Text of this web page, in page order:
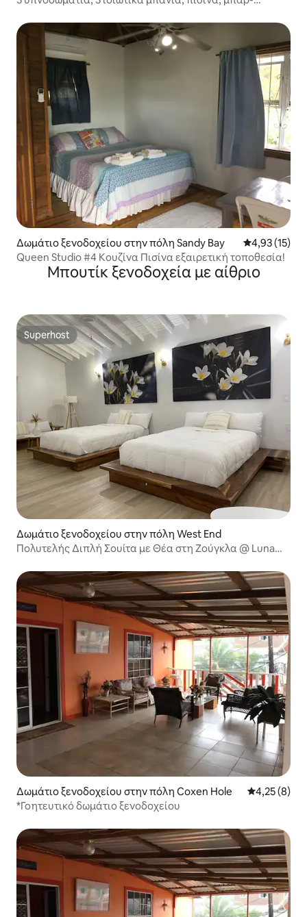
Δωμάτιο ξενοδοχείου στην πόλη Sandy Bay Μέση
4,93 (15)
Queen Studio #4 Κουζίνα Πισίνα εξαιρετική τοποθεσία!
Μπουτίκ ξενοδοχεία με αίθριο
Superhost
Superhost
Δωμάτιο ξενοδοχείου στην πόλη West End
Πολυτελής Διπλή Σουίτα με Θέα στη Ζούγκλα @ Luna
Δωμάτιο ξενοδοχείου στην πόλη Coxen Hole Μέση
4,25 (8)
*Γοητευτικό δωμάτιο ξενοδοχείου